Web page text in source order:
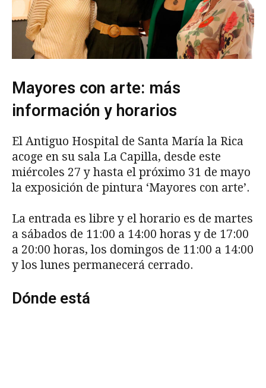
Mayores con arte: más
información y horarios
El Antiguo Hospital de Santa María la Rica
acoge en su sala La Capilla, desde este
miércoles 27 y hasta el próximo 31 de mayo
la exposición de pintura ‘Mayores con arte’.
La entrada es libre y el horario es de martes
a sábados de 11:00 a 14:00 horas y de 17:00
a 20:00 horas, los domingos de 11:00 a 14:00
y los lunes permanecerá cerrado.
Dónde está